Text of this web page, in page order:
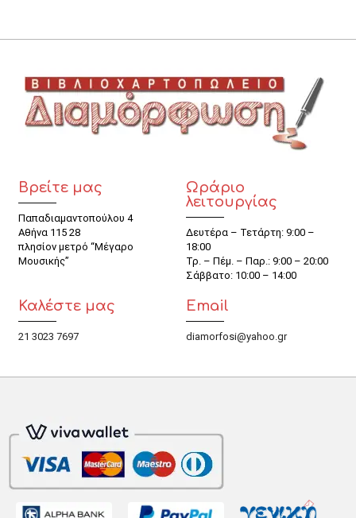
Βρείτε μας
Παπαδιαμαντοπούλου 4
Αθήνα 115 28
πλησίον μετρό “Μέγαρο
Μουσικής”
Ωράριο
λειτουργίας
Δευτέρα – Τετάρτη: 9:00 –
18:00
Τρ. – Πέμ. – Παρ.: 9:00 – 20:00
Σάββατο: 10:00 – 14:00
Καλέστε μας
21 3023 7697
Email
diamorfosi@yahoo.gr